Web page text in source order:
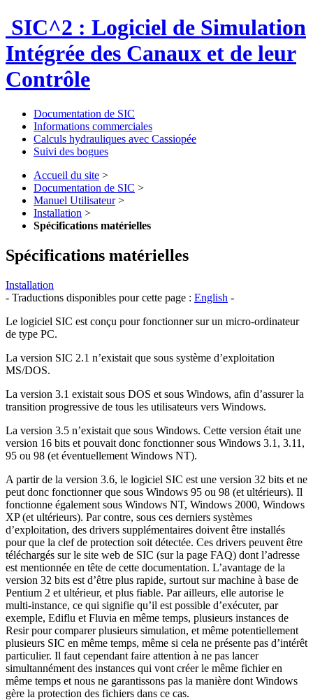
SIC^2 : Logiciel de Simulation
Intégrée des Canaux et de leur
Contrôle
Documentation de SIC
Informations commerciales
Calculs hydrauliques avec Cassiopée
Suivi des bogues
Accueil du site >
Documentation de SIC >
Manuel Utilisateur >
Installation >
Spécifications matérielles
Spécifications matérielles
Installation
- Traductions disponibles pour cette page : English -
Le logiciel SIC est conçu pour fonctionner sur un micro-ordinateur
de type PC.
La version SIC 2.1 n’existait que sous système d’exploitation
MS/DOS.
La version 3.1 existait sous DOS et sous Windows, afin d’assurer la
transition progressive de tous les utilisateurs vers Windows.
La version 3.5 n’existait que sous Windows. Cette version était une
version 16 bits et pouvait donc fonctionner sous Windows 3.1, 3.11,
95 ou 98 (et éventuellement Windows NT).
A partir de la version 3.6, le logiciel SIC est une version 32 bits et ne
peut donc fonctionner que sous Windows 95 ou 98 (et ultérieurs). Il
fonctionne également sous Windows NT, Windows 2000, Windows
XP (et ultérieurs). Par contre, sous ces derniers systèmes
d’exploitation, des drivers supplémentaires doivent être installés
pour que la clef de protection soit détectée. Ces drivers peuvent être
téléchargés sur le site web de SIC (sur la page FAQ) dont l’adresse
est mentionnée en tête de cette documentation. L’avantage de la
version 32 bits est d’être plus rapide, surtout sur machine à base de
Pentium 2 et ultérieur, et plus fiable. Par ailleurs, elle autorise le
multi-instance, ce qui signifie qu’il est possible d’exécuter, par
exemple, Ediflu et Fluvia en même temps, plusieurs instances de
Resir pour comparer plusieurs simulation, et même potentiellement
plusieurs SIC en même temps, même si cela ne présente pas d’intérêt
particulier. Il faut cependant faire attention à ne pas lancer
simultannément des instances qui vont créer le même fichier en
même temps et nous ne garantissons pas la manière dont Windows
gère la protection des fichiers dans ce cas.